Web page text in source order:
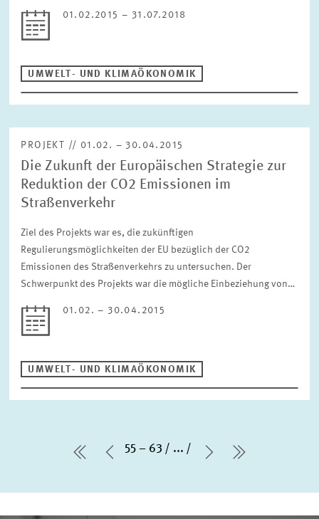
01.02.2015 – 31.07.2018
UMWELT- UND KLIMAÖKONOMIK
PROJEKT // 01.02. – 30.04.2015
Die Zukunft der Europäischen Strategie zur
Reduktion der CO2 Emissionen im
Straßenverkehr
Ziel des Projekts war es, die zukünftigen
Regulierungsmöglichkeiten der EU bezüglich der CO2
Emissionen des Straßenverkehrs zu untersuchen. Der
Schwerpunkt des Projekts war die mögliche Einbeziehung von…
01.02. – 30.04.2015
UMWELT- UND KLIMAÖKONOMIK
erste Seite
Vorherige Seite
55 – 63 ...
Nächste Seite
letzte